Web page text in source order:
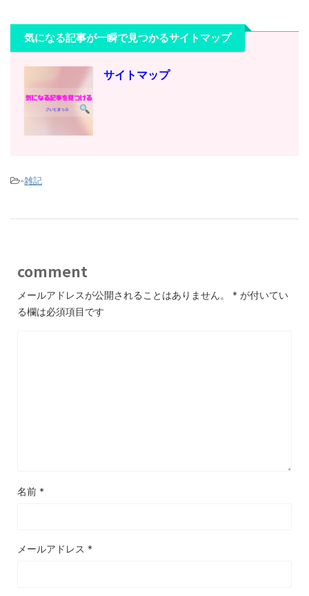
気になる記事が一瞬で見つかるサイトマップ
サイトマップ
-雑記
comment
メールアドレスが公開されることはありません。 * が付いてい
る欄は必須項目です
名前 *
メールアドレス *